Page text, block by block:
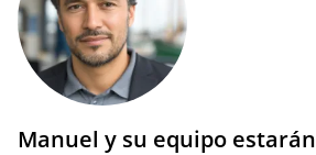
Manuel y su equipo estarán